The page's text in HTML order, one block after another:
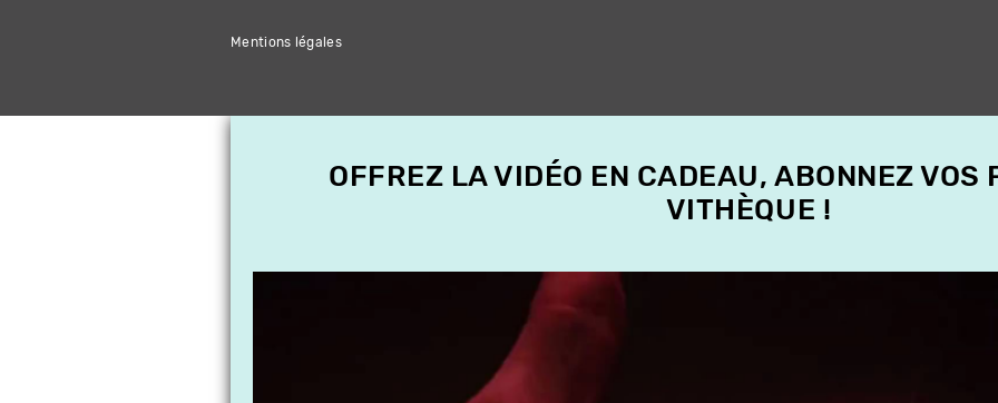
Mentions légales
OFFREZ LA VIDÉO EN CADEAU, ABONNEZ VOS
VITHÈQUE !